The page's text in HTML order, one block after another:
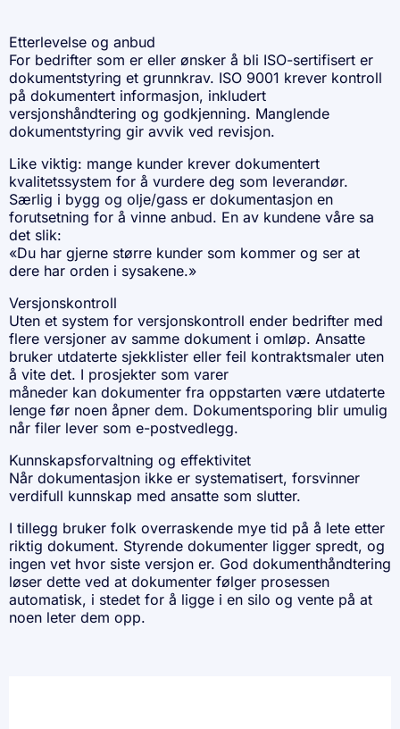
Etterlevelse og anbud
For bedrifter som er eller ønsker å bli ISO-sertifisert er
dokumentstyring et grunnkrav. ISO 9001 krever kontroll
på dokumentert informasjon, inkludert
versjonshåndtering og godkjenning. Manglende
dokumentstyring gir avvik ved revisjon.
Like viktig: mange kunder krever dokumentert
kvalitetssystem for å vurdere deg som leverandør.
Særlig i bygg og olje/gass er dokumentasjon en
forutsetning for å vinne anbud. En av kundene våre sa
det slik:
«Du har gjerne større kunder som kommer og ser at
dere har orden i sysakene.»
Versjonskontroll
Uten et system for versjonskontroll ender bedrifter med
flere versjoner av samme dokument i omløp. Ansatte
bruker utdaterte sjekklister eller feil kontraktsmaler uten
å vite det. I prosjekter som varer
måneder kan dokumenter fra oppstarten være utdaterte
lenge før noen åpner dem. Dokumentsporing blir umulig
når filer lever som e-postvedlegg.
Kunnskapsforvaltning og effektivitet
Når dokumentasjon ikke er systematisert, forsvinner
verdifull kunnskap med ansatte som slutter.
I tillegg bruker folk overraskende mye tid på å lete etter
riktig dokument. Styrende dokumenter ligger spredt, og
ingen vet hvor siste versjon er. God dokumenthåndtering
løser dette ved at dokumenter følger prosessen
automatisk, i stedet for å ligge i en silo og vente på at
noen leter dem opp.